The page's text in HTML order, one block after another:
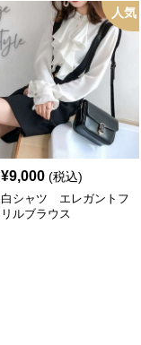
人気
¥9,000 (税込)
白シャツ エレガントフ
リルブラウス